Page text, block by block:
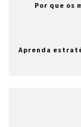
Por que os
Aprenda